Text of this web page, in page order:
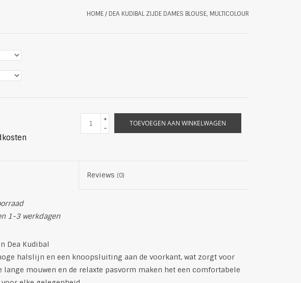
HOME/ DEA KUDIBAL ZIJDE DAMES BLOUSE, MULTICOLOUR
+
-
TOEVOEGEN AAN WINKELWAGEN
Reviews (0)
1-3 werkdagen
Dea Kudibal
halslijn en een knoopsluiting aan de voorkant, wat zorgt voor
lange mouwen en de relaxte pasvorm maken het een comfortabele